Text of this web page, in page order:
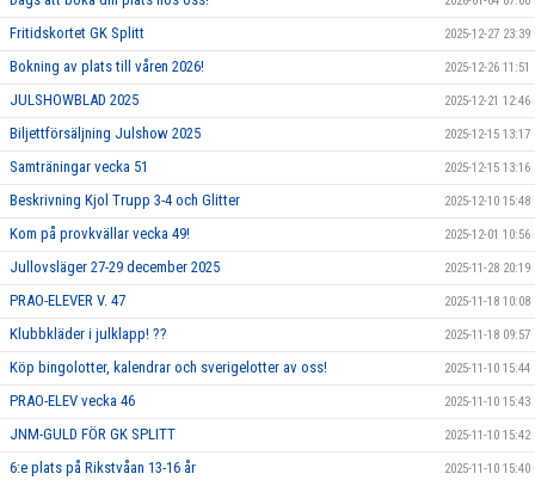
Fritidskortet GK Splitt 2025-12-27 23:39
Bokning av plats till våren 2026! 2025-12-26 11:51
JULSHOWBLAD 2025 2025-12-21 12:46
Biljettförsäljning Julshow 2025 2025-12-15 13:17
Samträningar vecka 51 2025-12-15 13:16
Beskrivning Kjol Trupp 3-4 och Glitter 2025-12-10 15:48
Kom på provkvällar vecka 49! 2025-12-01 10:56
Jullovsläger 27-29 december 2025 2025-11-28 20:19
PRAO-ELEVER V. 47 2025-11-18 10:08
Klubbkläder i julklapp! ?? 2025-11-18 09:57
Köp bingolotter, kalendrar och sverigelotter av oss! 2025-11-10 15:44
PRAO-ELEV vecka 46 2025-11-10 15:43
JNM-GULD FÖR GK SPLITT 2025-11-10 15:42
6:e plats på Rikstvåan 13-16 år 2025-11-10 15:40